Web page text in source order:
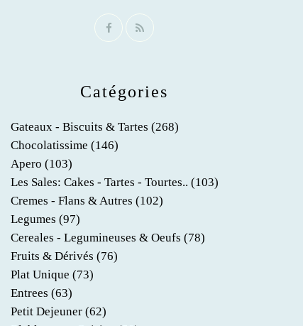
Catégories
Gateaux - Biscuits & Tartes (268)
Chocolatissime (146)
Apero (103)
Les Sales: Cakes - Tartes - Tourtes.. (103)
Cremes - Flans & Autres (102)
Legumes (97)
Cereales - Legumineuses & Oeufs (78)
Fruits & Dérivés (76)
Plat Unique (73)
Entrees (63)
Petit Dejeuner (62)